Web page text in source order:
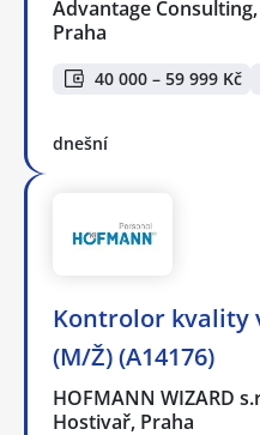
Advantage
Praha
40 000 – 59 999 Kč
dnešní
Kontrolor kvality
(M/Ž) (A14176)
HOFMANN WIZARD
Hostivař, Praha